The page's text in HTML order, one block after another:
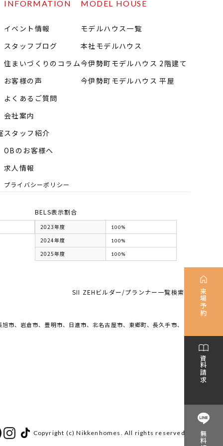
来場予約
資料請求
INFORMATION
イベント情報
スタッフブログ
住まいづくりのコラム
お客様の声
よくあるご質問
会社案内
スタッフ紹介
OBのお客様へ
求人情報
プライバシーポリシー
MODEL HOUSE
モデルハウス一覧
本社モデルハウス
今伊勢町モデルハウス 2階建て
今伊勢町モデルハウス 平屋
BELS表示割合
2023年度 100%
2024年度 100%
2025年度 100%
SII ZEHビルダー/プランナー一覧検索
市、岩倉市、豊明市、日進市、北名古屋市、東郷町、長久手市、
Copyright (c) Nikkenhomes. All rights reserved.